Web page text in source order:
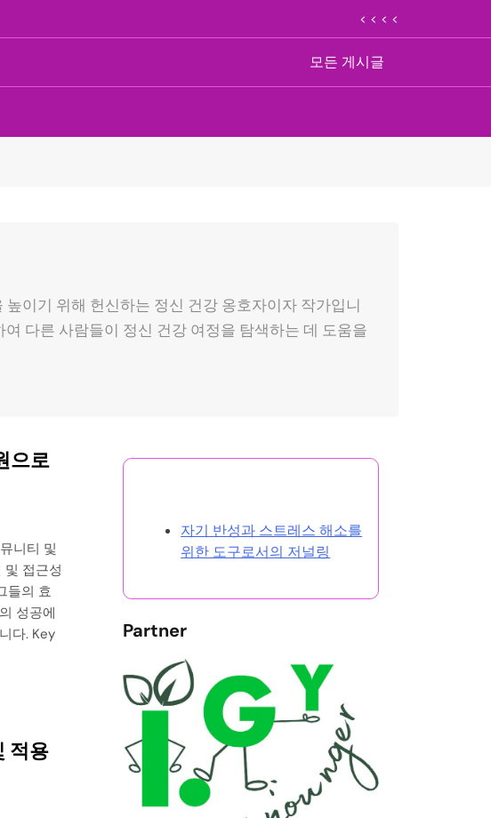
< < < <
모든 게시글
이기 위해 헌신하는 정신 건강 옹호자이자 작가입니
다른 사람들이 정신 건강 여정을 탐색하는 데 도움을
으로
니티 및
및 접근성
들의 효
성공에
다. Key
적용
자기 반성과 스트레스 해소를
위한 도구로서의 저널링
Partner